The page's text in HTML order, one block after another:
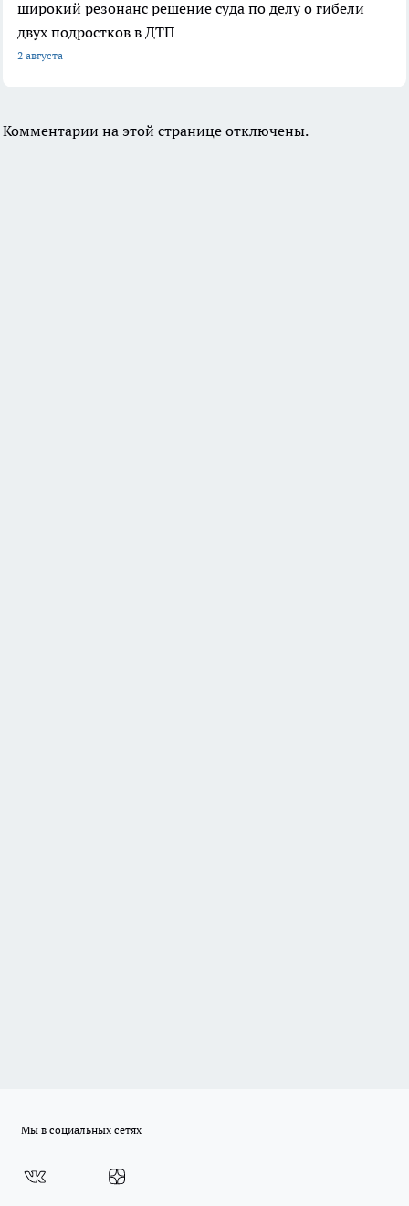
широкий резонанс решение суда по делу о гибели
двух подростков в ДТП
2 августа
Комментарии на этой странице отключены.
Мы в социальных сетях